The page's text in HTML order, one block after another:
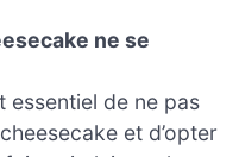
ne se
essentiel de ne pas
et d’opter